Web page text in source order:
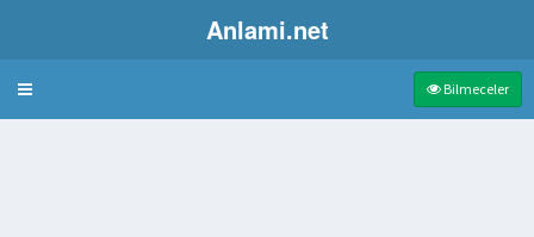
Anlami.net
Bulmaca Bilmeceler